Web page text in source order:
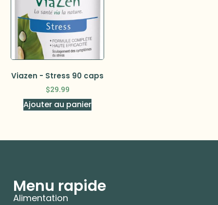
Viazen - Stress 90 caps
$29.99
Ajouter au panier
Menu rapide
Alimentation